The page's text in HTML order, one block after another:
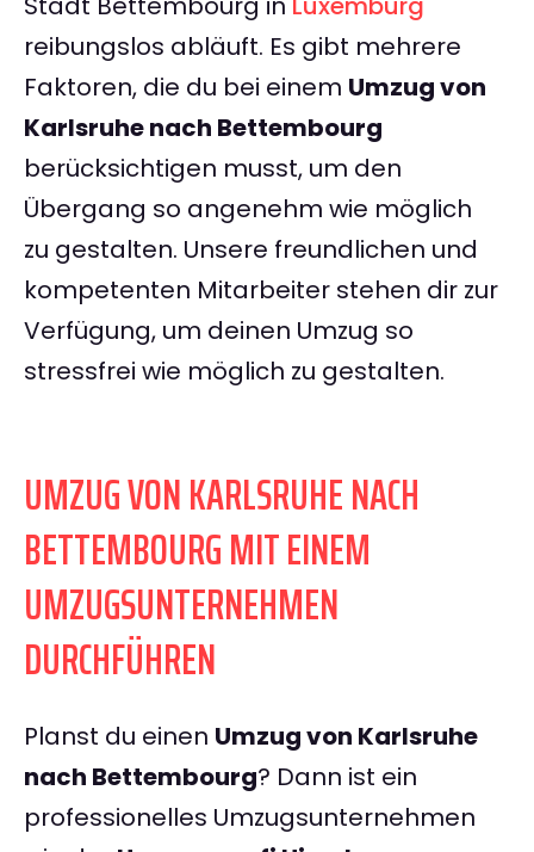
reibungslos abläuft. Es gibt mehrere
Faktoren, die du bei einem Umzug von
Karlsruhe nach Bettembourg
berücksichtigen musst, um den
Übergang so angenehm wie möglich
zu gestalten. Unsere freundlichen und
kompetenten Mitarbeiter stehen dir zur
Verfügung, um deinen Umzug so
stressfrei wie möglich zu gestalten.
UMZUG VON KARLSRUHE NACH
BETTEMBOURG MIT EINEM
UMZUGSUNTERNEHMEN
DURCHFÜHREN
Planst du einen Umzug von Karlsruhe
nach Bettembourg? Dann ist ein
professionelles Umzugsunternehmen